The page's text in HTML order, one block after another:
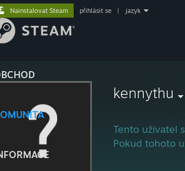
Nainstalovat Steam přihlásit se jazyk
kennythu
Tento uživatel
Pokud tohoto